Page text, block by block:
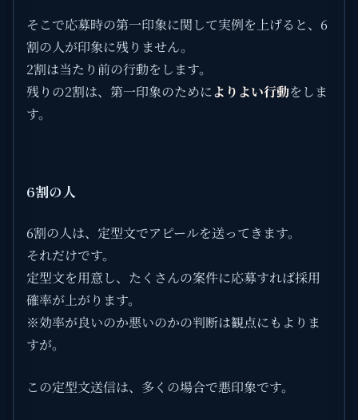
そこで応募時の第一印象に関して実例を上げると、6
割の人が印象に残りません。
2割は当たり前の行動をします。
残りの2割は、第一印象のためによりよい行動をしま
す。
6割の人
6割の人は、定型文でアピールを送ってきます。
それだけです。
定型文を用意し、たくさんの案件に応募すれば採用
確率が上がります。
※効率が良いのか悪いのかの判断は観点にもよりま
すが。
この定型文送信は、多くの場合で悪印象です。